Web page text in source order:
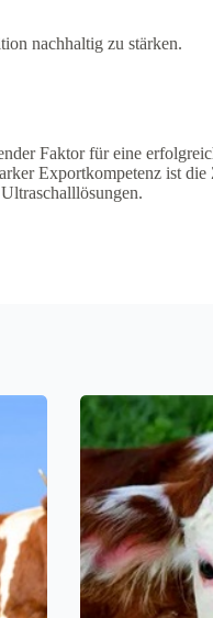
nachhaltig zu stärken.
Faktor für eine
Exportkompetenz ist